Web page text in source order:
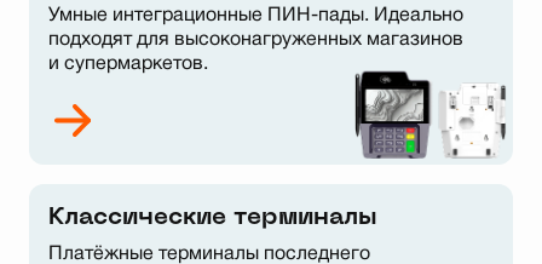
Классические терминалы
Платёжные терминалы последнего
Умные интеграционные ПИН-пады. Идеально
подходят для высоконагруженных магазинов
и супермаркетов.